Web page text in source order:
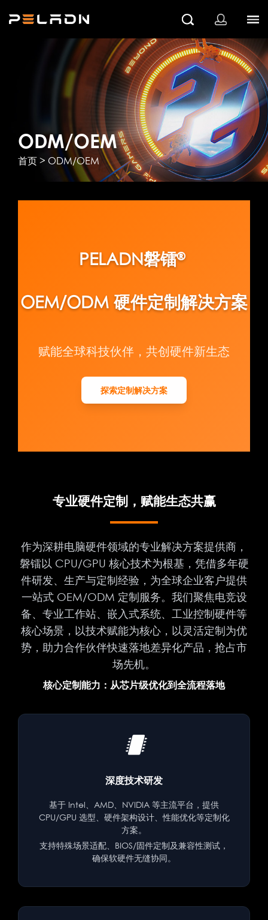
ODM/OEM
首页 > ODM/OEM
PELADN磐镭®
OEM/ODM 硬件定制解决方案
赋能全球科技伙伴，共创硬件新生态
探索定制解决方案
专业硬件定制，赋能生态共赢
作为深耕电脑硬件领域的专业解决方案提供商，
磐镭以 CPU/GPU 核心技术为根基，凭借多年硬
件研发、生产与定制经验，为全球企业客户提供
一站式 OEM/ODM 定制服务。我们聚焦电竞设
备、专业工作站、嵌入式系统、工业控制硬件等
核心场景，以技术赋能为核心，以灵活定制为优
势，助力合作伙伴快速落地差异化产品，抢占市
场先机。
核心定制能力：从芯片级优化到全流程落地
深度技术研发
基于 Intel、AMD、NVIDIA 等主流平台，提供
CPU/GPU 选型、硬件架构设计、性能优化等定制化
方案。
支持特殊场景适配、BIOS/固件定制及兼容性测试，
确保软硬件无缝协同。